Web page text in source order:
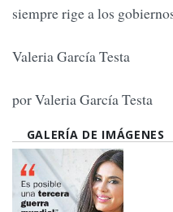
siempre rige a los
Valeria García Testa
por Valeria García Testa
GALERÍA DE IMÁGENES